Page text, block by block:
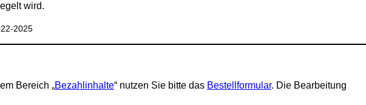
wird.
2025
Bereich „Bezahlinhalte“ nutzen Sie bitte das Bestellformular. Die Bearbeitung